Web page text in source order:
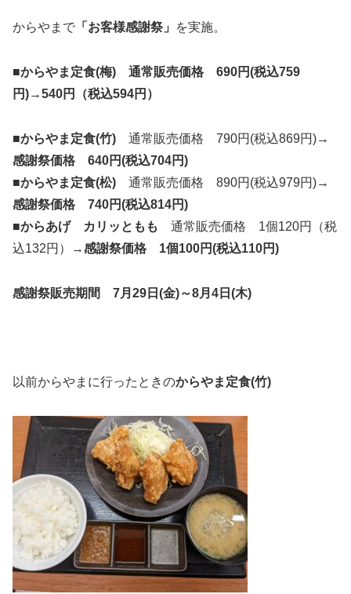
からやまで 「お客様感謝祭」 を実施。
■からやま定食(梅) 通常販売価格 690円(税込759
円)→540円（税込594円）
■からやま定食(竹) 通常販売価格 790円(税込869円)→
感謝祭価格 640円(税込704円)
■からやま定食(松) 通常販売価格 890円(税込979円)→
感謝祭価格 740円(税込814円)
■からあげ カリッともも 通常販売価格 1個120円（税
込132円）→感謝祭価格 1個100円(税込110円)
感謝祭販売期間 7月29日(金)～8月4日(木)
以前からやまに行ったときのからやま定食(竹)